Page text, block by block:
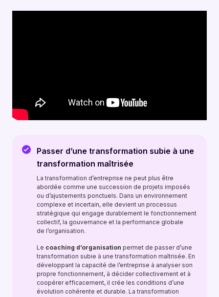
Passer d’une transformation subie à une
transformation maîtrisée
La transformation d’entreprise ne peut plus être
abordée comme une succession de projets imposés
ou d’ajustements ponctuels. Dans un environnement
complexe et incertain, elle devient un processus
stratégique qui engage durablement le fonctionnement
collectif, la gouvernance et la performance globale
de l’organisation.
Le coaching d’organisation permet de passer d’une
transformation subie à une transformation maîtrisée. En
développant la capacité de l’entreprise à analyser son
propre fonctionnement, à décider collectivement et à
coopérer efficacement, il crée les conditions d’une
évolution cohérente et durable. La transformation